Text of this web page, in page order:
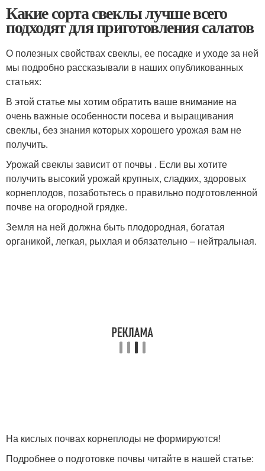
Какие сорта свеклы лучше всего
подходят для приготовления салатов
О полезных свойствах свеклы, ее посадке и уходе за ней
мы подробно рассказывали в наших опубликованных
статьях:
В этой статье мы хотим обратить ваше внимание на
очень важные особенности посева и выращивания
свеклы, без знания которых хорошего урожая вам не
получить.
Урожай свеклы зависит от почвы . Если вы хотите
получить высокий урожай крупных, сладких, здоровых
корнеплодов, позаботьтесь о правильно подготовленной
почве на огородной грядке.
Земля на ней должна быть плодородная, богатая
органикой, легкая, рыхлая и обязательно – нейтральная.
На кислых почвах корнеплоды не формируются!
Подробнее о подготовке почвы читайте в нашей статье: